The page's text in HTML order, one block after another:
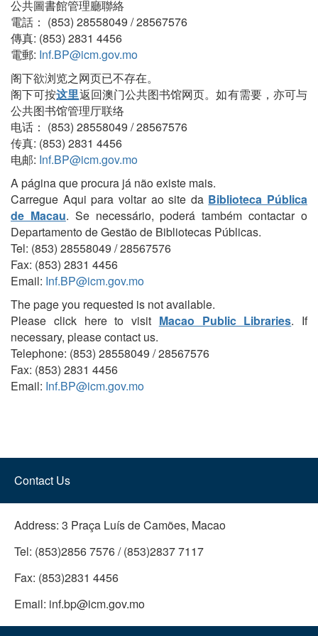
公共圖書館管理廳聯絡
電話： (853) 28558049 / 28567576
傳真: (853) 2831 4456
電郵: Inf.BP@icm.gov.mo
阁下欲浏览之网页已不存在。
阁下可按这里返回澳门公共图书馆网页。如有需要，亦可与
公共图书馆管理厅联络
电话： (853) 28558049 / 28567576
传真: (853) 2831 4456
电邮: Inf.BP@icm.gov.mo
A página que procura já não existe mais.
Carregue Aqui para voltar ao site da Biblioteca Pública
de Macau. Se necessário, poderá também contactar o
Departamento de Gestão de Bibliotecas Públicas.
Tel: (853) 28558049 / 28567576
Fax: (853) 2831 4456
Email: Inf.BP@icm.gov.mo
The page you requested is not available.
Please click here to visit Macao Public Libraries. If
necessary, please contact us.
Telephone: (853) 28558049 / 28567576
Fax: (853) 2831 4456
Email: Inf.BP@icm.gov.mo
Contact Us
Address: 3 Praça Luís de Camões, Macao
Tel: (853)2856 7576 / (853)2837 7117
Fax: (853)2831 4456
Email: inf.bp@icm.gov.mo